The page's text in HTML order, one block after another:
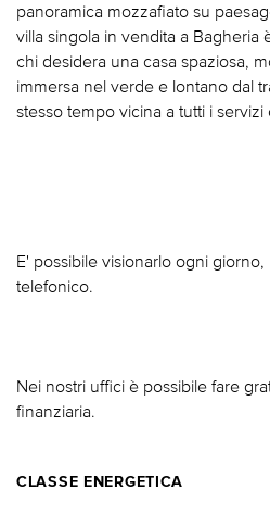
panoramica mozzafiato su
villa singola in vendita a Bagheria
chi desidera una casa spaziosa,
immersa nel verde e lontano dal
stesso tempo vicina a tutti i
E' possibile visionarlo ogni
telefonico.
Nei nostri uffici è possibile fare
finanziaria.
CLASSE ENERGETICA